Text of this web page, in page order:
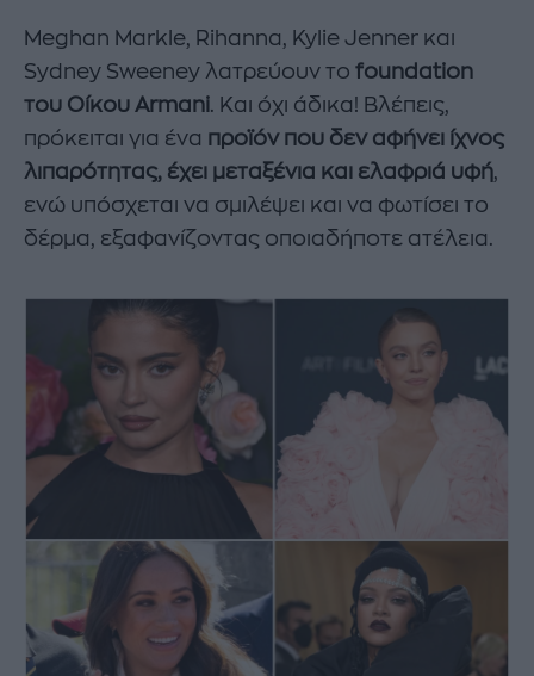
Meghan Markle, Rihanna, Kylie Jenner και
Sydney Sweeney λατρεύουν το foundation
του Οίκου Armani. Και όχι άδικα! Βλέπεις,
πρόκειται για ένα προϊόν που δεν αφήνει ίχνος
λιπαρότητας, έχει μεταξένια και ελαφριά υφή,
ενώ υπόσχεται να σμιλέψει και να φωτίσει το
δέρμα, εξαφανίζοντας οποιαδήποτε ατέλεια.